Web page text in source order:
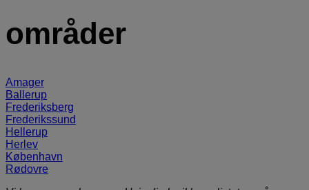
områder
Amager
Ballerup
Frederiksberg
Frederikssund
Hellerup
Herlev
København
Rødovre